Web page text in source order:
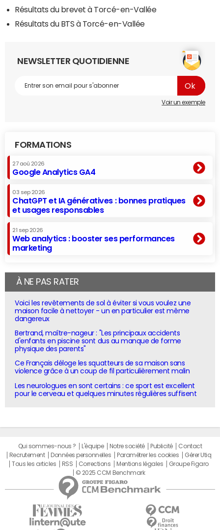
Résultats du brevet à Torcé-en-Vallée
Résultats du BTS à Torcé-en-Vallée
NEWSLETTER QUOTIDIENNE
Voir un exemple
FORMATIONS
27 aoû 2026
Google Analytics GA4
03 sep 2026
ChatGPT et IA génératives : bonnes pratiques
et usages responsables
21 sep 2026
Web analytics : booster ses performances
marketing
À NE PAS RATER
Voici les revêtements de sol à éviter si vous voulez une
maison facile à nettoyer - un en particulier est même
dangereux
Bertrand, maître-nageur : "Les principaux accidents
d'enfants en piscine sont dus au manque de forme
physique des parents"
Ce Français déloge les squatteurs de sa maison sans
violence grâce à un coup de fil particulièrement malin
Les neurologues en sont certains : ce sport est excellent
pour le cerveau et quelques minutes régulières suffisent
Qui sommes-nous ? L'équipe Notre société Publicité
Contact
Recrutement
Données personnelles Paramétrer les cookies
Gérer Utiq
Tous les articles
RSS Corrections Mentions légales
Groupe Figaro
© 2025 CCM Benchmark